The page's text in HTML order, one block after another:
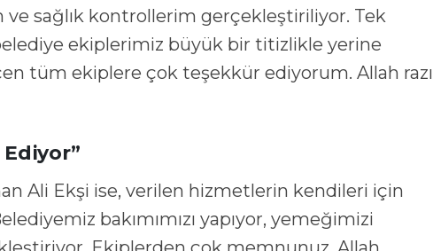
ve sağlık kontrollerim gerçekleştiriliyor. Tek
ekiplerimiz büyük bir titizlikle yerine
tüm ekiplere çok teşekkür ediyorum. Allah razı
Ali Ekşi ise, verilen hizmetlerin kendileri için
bakımımızı yapıyor, yemeğimizi